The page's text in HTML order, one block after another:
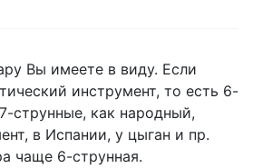
Вы имеете в виду. Если
инструмент, то есть 6-
струнные, как народный,
в Испании, у цыган и пр.
чаще 6-струнная.